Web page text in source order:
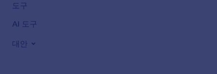
도구
AI 도구
대안